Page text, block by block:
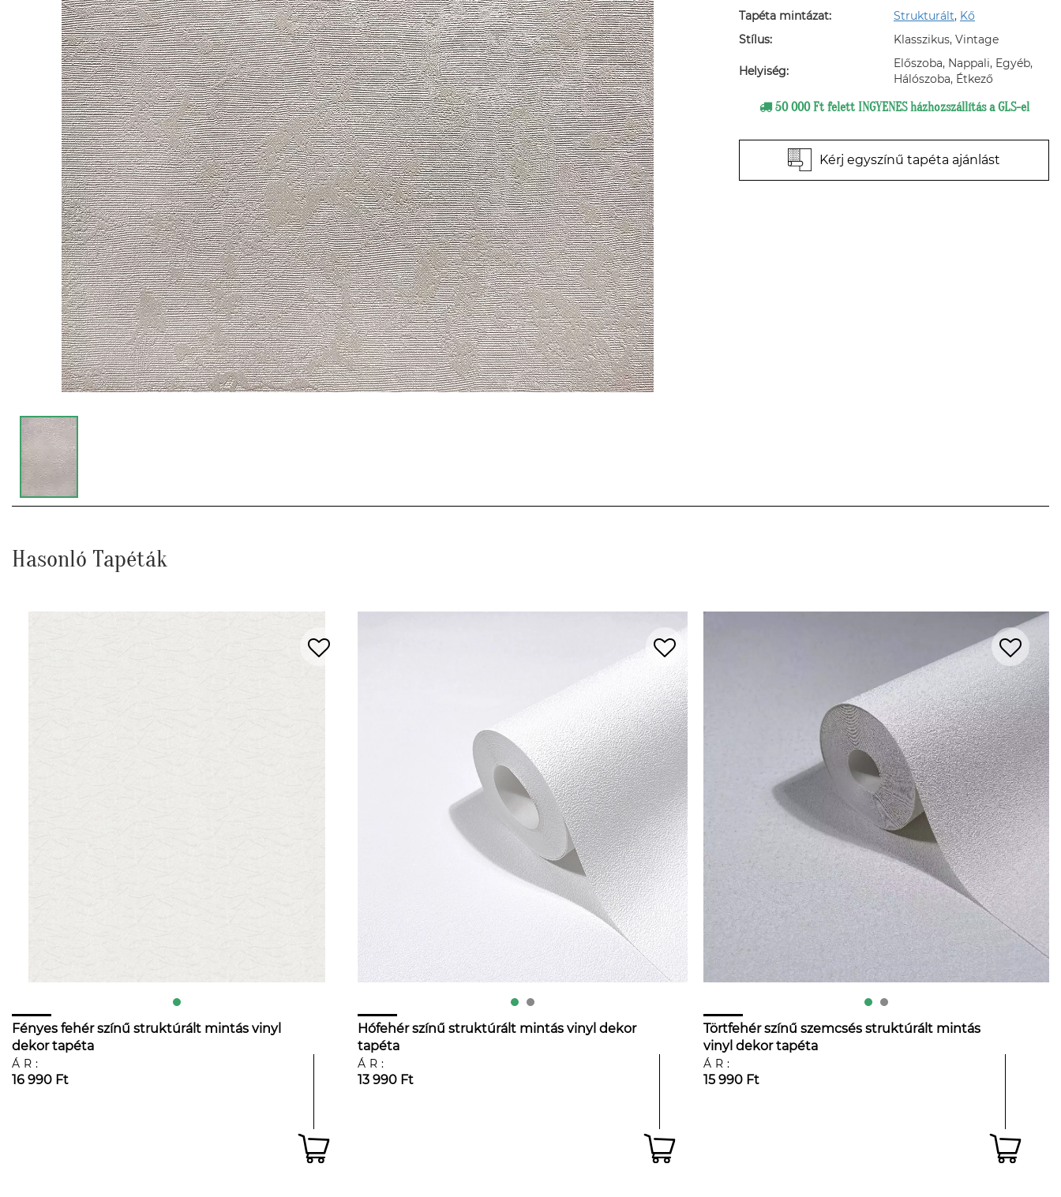
Tapéta mintázat:
Strukturált, Kő
Stílus:
Klasszikus, Vintage
Helyiség:
Előszoba, Nappali, Egyéb,
Hálószoba, Étkező
50 000 Ft felett INGYENES házhozszállítás a GLS-el
Kérj egyszínű tapéta ajánlást
Hasonló Tapéták
Fényes fehér színű struktúrált mintás vinyl
dekor tapéta
ÁR:
16 990 Ft
Hófehér színű struktúrált mintás vinyl dekor
tapéta
ÁR:
13 990 Ft
Törtfehér színű szemcsés struktúrált mintás
vinyl dekor tapéta
ÁR:
15 990 Ft